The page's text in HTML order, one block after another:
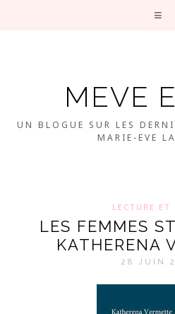
MEVE
UN BLOGUE SUR LES
MARIE-EVE
LECTURE ET
LES FEMMES
KATHERENA
28 JUIN